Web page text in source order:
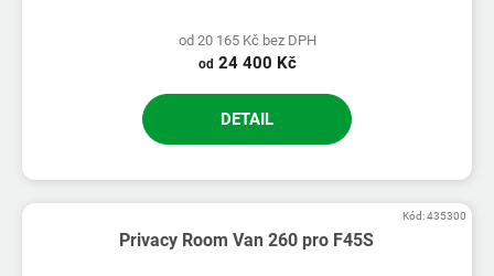
od 20 165 Kč bez DPH
od 24 400 Kč
DETAIL
Privacy Room Van 260 pro F45S
Kód:435300